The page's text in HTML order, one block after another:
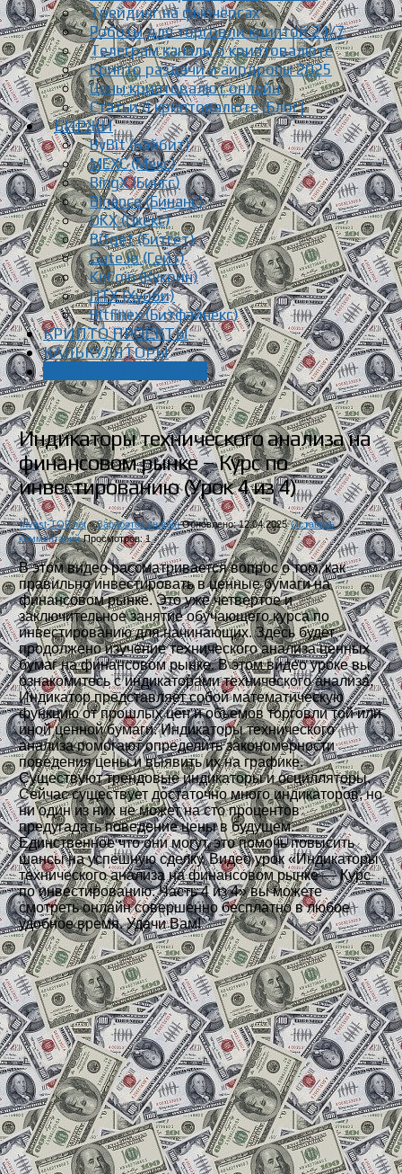
Трейдинг на фьючерсах
Роботы для торговли криптой 24/7
Телеграм каналы о криптовалюте
Крипто раздачи и аирдропы 2025
Цены криптовалют онлайн
Статьи о криптовалюте [Блог]
БИРЖИ
ByBit (Байбит)
MEXC (Мекс)
BingX (Бингс)
Binance (Бинанс)
OKX (Окекс)
Bitget (Битгет)
Gate.io (Гейт)
KuCoin (Кукоин)
HTX (Хуоби)
Bitfinex (Битфайнекс)
КРИПТО ПРОЕКТЫ
КАЛЬКУЛЯТОРЫ
Индикаторы технического анализа на
финансовом рынке – Курс по
инвестированию (Урок 4 из 4)
Invest-TOP.net»Заработок онлайн Обновлено: 12.04.2025 Оставить
комментарий Просмотров: 1
В этом видео рассматривается вопрос о том, как
правильно инвестировать в ценные бумаги на
финансовом рынке. Это уже четвертое и
заключительное занятие обучающего курса по
инвестированию для начинающих. Здесь будет
продолжено изучение технического анализа ценных
бумаг на финансовом рынке. В этом видео уроке вы
ознакомитесь с индикаторами технического анализа.
Индикатор представляет собой математическую
функцию от прошлых цен и объемов торговли той или
иной ценной бумаги. Индикаторы технического
анализа помогают определить закономерности
поведения цены и выявить их на графике.
Существуют трендовые индикаторы и осцилляторы.
Сейчас существует достаточно много индикаторов, но
ни один из них не может на сто процентов
предугадать поведение цены в будущем.
Единственное что они могут, это помочь повысить
шансы на успешную сделку. Видео урок «Индикаторы
технического анализа на финансовом рынке — Курс
по инвестированию. Часть 4 из 4» вы можете
смотреть онлайн совершенно бесплатно в любое
удобное время. Удачи Вам!